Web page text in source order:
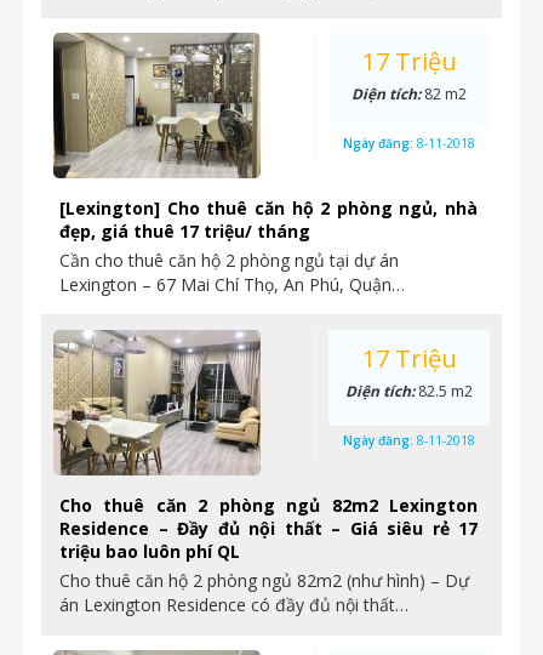
[Lexington] Cho thuê căn hộ 2 phòng ngủ, nhà
đẹp, giá thuê 17 triệu/ tháng
Cần cho thuê căn hộ 2 phòng ngủ tại dự án
Lexington – 67 Mai Chí Thọ, An Phú, Quận…
17 Triệu
Diện tích:82 m2
Ngày đăng: 8-11-2018
Cho thuê căn 2 phòng ngủ 82m2 Lexington
Residence – Đầy đủ nội thất – Giá siêu rẻ 17
triệu bao luôn phí QL
Cho thuê căn hộ 2 phòng ngủ 82m2 (như hình) – Dự
án Lexington Residence có đầy đủ nội thất…
17 Triệu
Diện tích:82.5 m2
Ngày đăng: 8-11-2018